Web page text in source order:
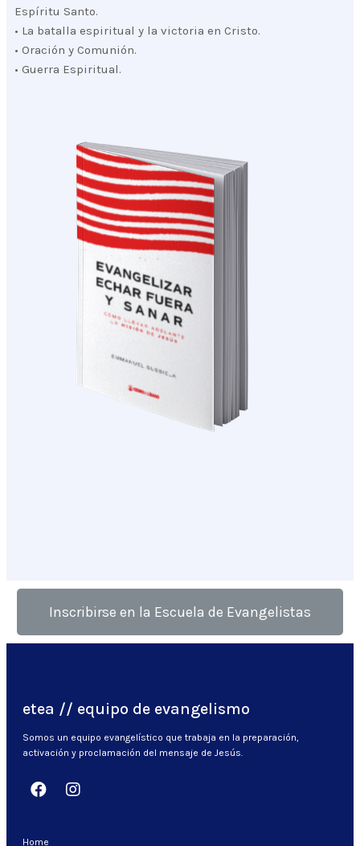
Espíritu Santo.
• La batalla espiritual y la victoria en Cristo.
• Oración y Comunión.
• Guerra Espiritual.
Inscribirse en la Escuela de Evangelistas
etea // equipo de evangelismo
Somos un equipo evangelístico que trabaja en la preparación,
activación y proclamación del mensaje de Jesús.
Home